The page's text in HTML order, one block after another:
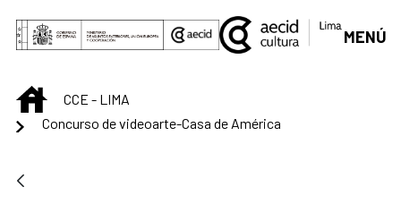
Saltar al contenido principal
MENÚ
INICIOCCE - LIMA
Concurso de videoarte-Casa de América